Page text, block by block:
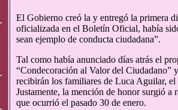
El Gobierno creó la y entregó la primera
oficializada en el Boletín Oficial, había
sean ejemplo de conducta ciudadana”.
Tal como había anunciado días atrás el
“Condecoración al Valor del Ciudadano”
recibirán los familiares de Luca Aguilar,
Justamente, la mención de honor surgió
que ocurrió el pasado 30 de enero.